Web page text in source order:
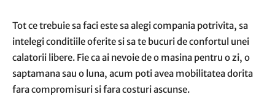
Tot ce trebuie sa faci este sa alegi compania potrivita, sa
intelegi conditiile oferite si sa te bucuri de confortul unei
calatorii libere. Fie ca ai nevoie de o masina pentru o zi, o
saptamana sau o luna, acum poti avea mobilitatea dorita
fara compromisuri si fara costuri ascunse.